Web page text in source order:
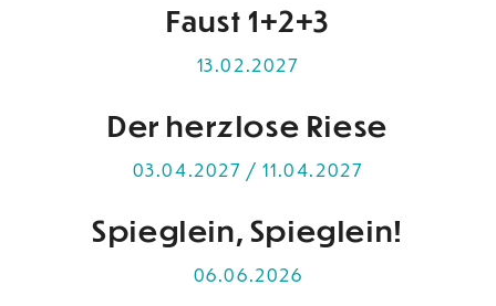
Faust 1+2+3
13.02.2027
Der herzlose Riese
03.04.2027 / 11.04.2027
Spieglein, Spieglein!
06.06.2026